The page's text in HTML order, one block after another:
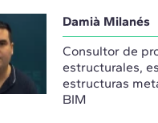
Damià Milanés
Consultor de
estructurales,
estructuras
BIM